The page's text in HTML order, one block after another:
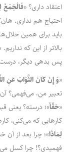
اعتقاد داری؟ «فَالْجَمْعُ
احتیاج هم نداری.
باید برای همین
بالاتر از این که
پس بدهی دیگر،
«وَ إِنْ کَانَ الثَّوَابُ عَنِ
تعبیر من، می‌فهمی؟
«حَقّاً»؛ درسته؟ یعنی
کارهایی که می‌کنی،
لِمَاذَا»؛ چرا بعد از
فهمیدی؟! چرا کسل